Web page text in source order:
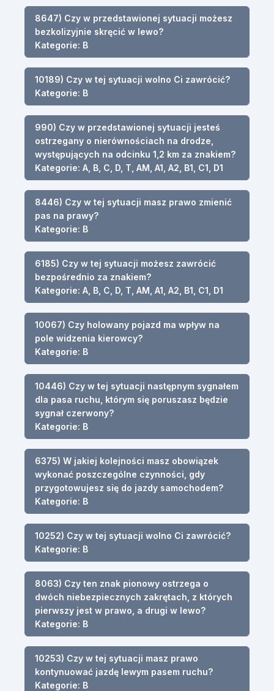
8647) Czy w przedstawionej sytuacji możesz
bezkolizyjnie skręcić w lewo?
Kategorie: B
10189) Czy w tej sytuacji wolno Ci zawrócić?
Kategorie: B
990) Czy w przedstawionej sytuacji jesteś
ostrzegany o nierównościach na drodze,
występujących na odcinku 1,2 km za znakiem?
Kategorie: A, B, C, D, T, AM, A1, A2, B1, C1, D1
8446) Czy w tej sytuacji masz prawo zmienić
pas na prawy?
Kategorie: B
6185) Czy w tej sytuacji możesz zawrócić
bezpośrednio za znakiem?
Kategorie: A, B, C, D, T, AM, A1, A2, B1, C1, D1
10067) Czy holowany pojazd ma wpływ na
pole widzenia kierowcy?
Kategorie: B
10446) Czy w tej sytuacji następnym sygnałem
dla pasa ruchu, którym się poruszasz będzie
sygnał czerwony?
Kategorie: B
6375) W jakiej kolejności masz obowiązek
wykonać poszczególne czynności, gdy
przygotowujesz się do jazdy samochodem?
Kategorie: B
10252) Czy w tej sytuacji wolno Ci zawrócić?
Kategorie: B
8063) Czy ten znak pionowy ostrzega o
dwóch niebezpiecznych zakrętach, z których
pierwszy jest w prawo, a drugi w lewo?
Kategorie: B
10253) Czy w tej sytuacji masz prawo
kontynuować jazdę lewym pasem ruchu?
Kategorie: B